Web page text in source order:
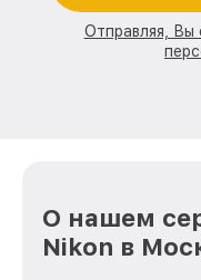
Отправляя, Вы
О нашем
Nikon в